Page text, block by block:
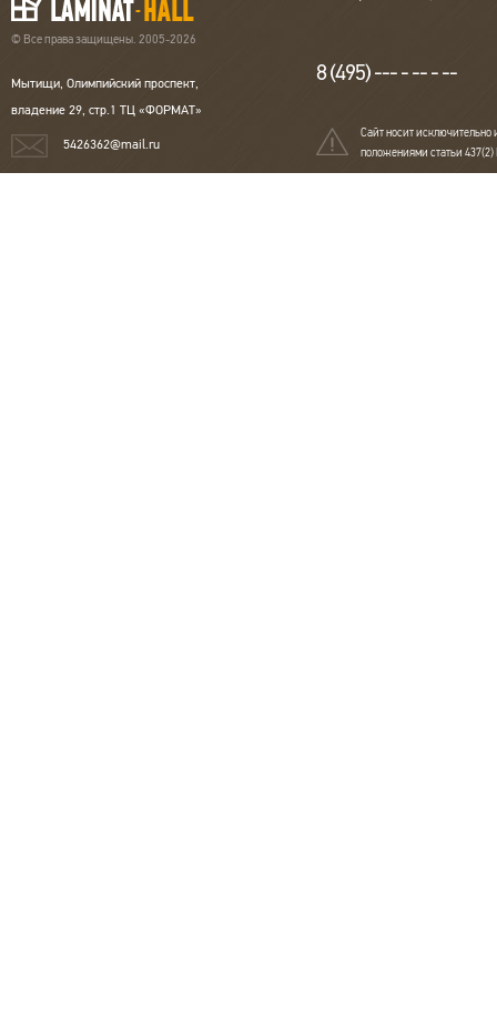
© Все права защищены. 2005-2026
Мытищи, Олимпийский проспект,
владение 29, стр.1 ТЦ «ФОРМАТ»
5426362@mail.ru
8 (495) --- - -- - --
Сайт носит исключительно
положениями статьи